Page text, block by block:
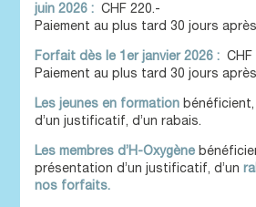
juin 2026 : CHF 220.-
Paiement au plus tard 30 jours
Forfait dès le 1er janvier 2026 :CHF
Paiement au plus tard 30 jours
Les jeunes en formation
d’un justificatif, d’un rabais.
Les membres d’H-Oxygène
présentation d’un justificatif, d’un
nos forfaits.